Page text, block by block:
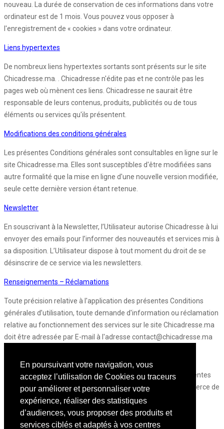
En poursuivant votre navigation, vous
acceptez l’utilisation de Cookies ou traceurs
pour améliorer et personnaliser votre
expérience, réaliser des statistiques
d’audiences, vous proposer des produits et
services ciblés et adaptés à vos centres
nouveau. La durée de conservation de ces informations dans votre
ordinateur est de 1 mois. Vous pouvez vous opposer à
l'enregistrement de « cookies » dans votre ordinateur.
Liens hypertextes
De nombreux liens hypertextes sortants sont présents sur le site
Chicadresse.ma. . Chicadresse n'édite pas et ne contrôle pas les
pages web où mènent ces liens. Chicadresse ne saurait être
responsable de leurs contenus, produits, publicités ou de tous
éléments ou services qu'ils présentent.
Modifications des conditions générales
Les présentes Conditions générales sont consultables en ligne sur le
site Chicadresse.ma. Elles sont susceptibles d'être modifiées sans
autre formalité que la mise en ligne d'une nouvelle version modifiée,
seule cette dernière version étant retenue.
Newsletter
En souscrivant à la Newsletter, l’Utilisateur autorise Chicadresse à lui
envoyer des emails pour l’informer des nouveautés et services mis à
sa disposition. L’Utilisateur dispose à tout moment du droit de se
désinscrire de ce service via les newsletters.
Renseignements – Réclamations
Toute précision relative à l'application des présentes Conditions
générales d’utilisation, toute demande d'information ou réclamation
relative au fonctionnement des services sur le site Chicadresse.ma
doit être adressée par E-mail à l'adresse contact@chicadresse.ma
Tout litige portant sur l'interprétation ou l'exécution des présentes
sera soumis à la compétence exclusive du Tribunal de Commerce de
Casablanca, la loi marocaine étant applicable au fond et à la
procédure.